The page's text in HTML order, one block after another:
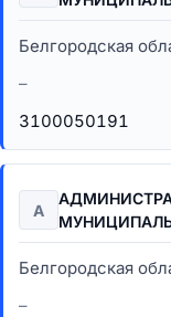
Белгородская
–
3100050191
А
Белгородская
–